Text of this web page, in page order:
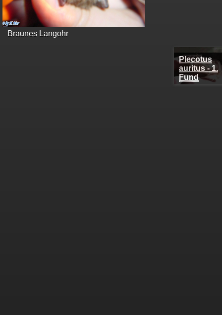
Braunes Langohr
Plecotus
- 1. Fund